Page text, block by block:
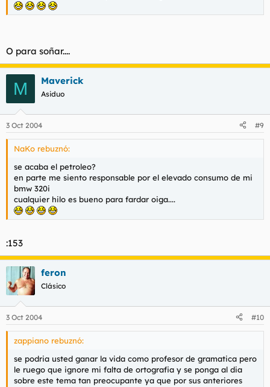
O para soñar....
M Maverick
Asiduo
3 Oct 2004 #9
NaKo rebuznó:
se acaba el petroleo?
en parte me siento responsable por el elevado consumo de mi
bmw 320i
cualquier hilo es bueno para fardar oiga....
:153
feron
Clásico
3 Oct 2004 #10
zappiano rebuznó:
se podria usted ganar la vida como profesor de gramatica pero
le ruego que ignore mi falta de ortografia y se ponga al dia
sobre este tema tan preocupante ya que por sus anteriores